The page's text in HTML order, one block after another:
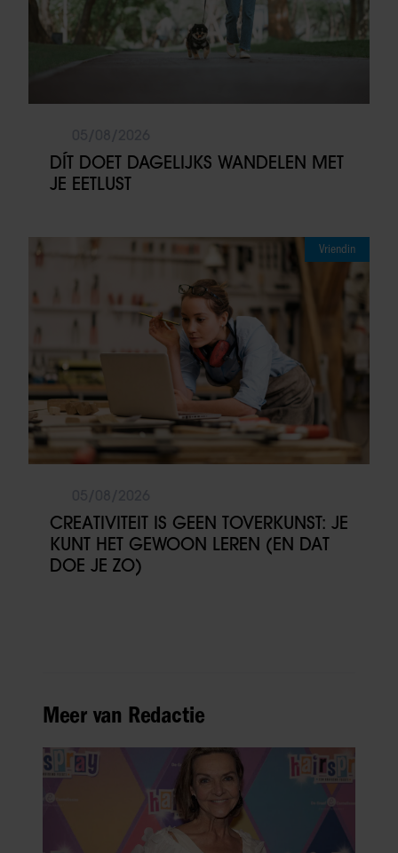
DÍT DOET DAGELIJKS WANDELEN MET
JE EETLUST
Vriendin
CREATIVITEIT IS GEEN TOVERKUNST: JE
KUNT HET GEWOON LEREN (EN DAT
DOE JE ZO)
Meer van Redactie